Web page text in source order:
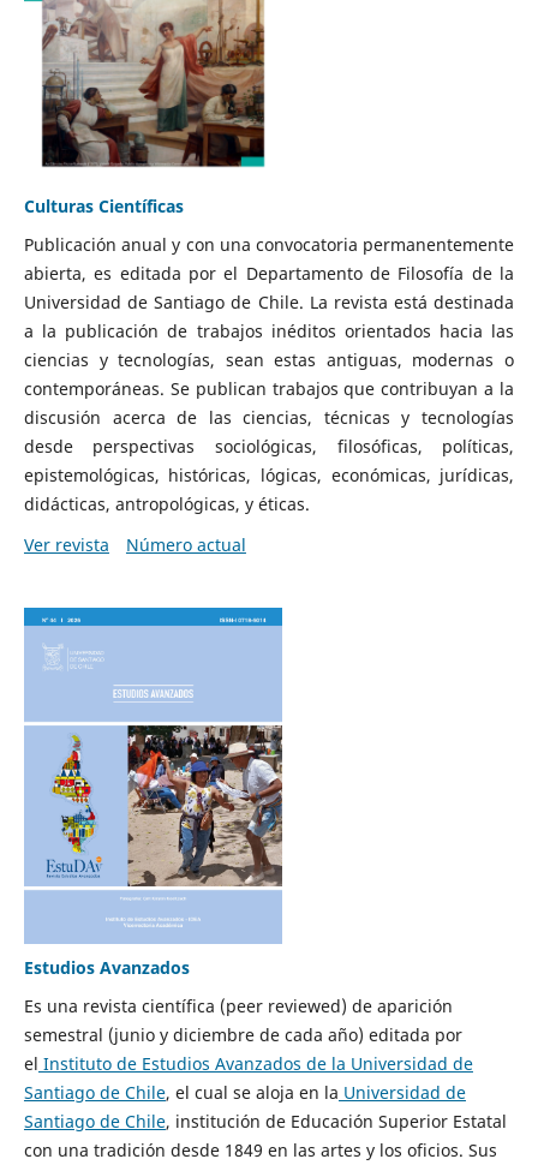
Culturas Científicas
Publicación anual y con una convocatoria permanentemente
abierta, es editada por el Departamento de Filosofía de la
Universidad de Santiago de Chile. La revista está destinada
a la publicación de trabajos inéditos orientados hacia las
ciencias y tecnologías, sean estas antiguas, modernas o
contemporáneas. Se publican trabajos que contribuyan a la
discusión acerca de las ciencias, técnicas y tecnologías
desde perspectivas sociológicas, filosóficas, políticas,
epistemológicas, históricas, lógicas, económicas, jurídicas,
didácticas, antropológicas, y éticas.
Ver revista
Número actual
Estudios Avanzados
Es una revista científica (peer reviewed) de aparición
semestral (junio y diciembre de cada año) editada por
el Instituto de Estudios Avanzados de la Universidad de
Santiago de Chile, el cual se aloja en la Universidad de
Santiago de Chile, institución de Educación Superior Estatal
con una tradición desde 1849 en las artes y los oficios. Sus